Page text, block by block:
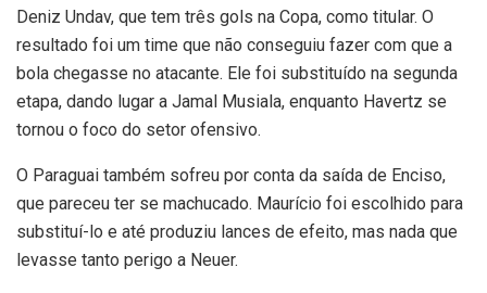
Deniz Undav, que tem três gols na Copa, como titular. O
resultado foi um time que não conseguiu fazer com que a
bola chegasse no atacante. Ele foi substituído na segunda
etapa, dando lugar a Jamal Musiala, enquanto Havertz se
tornou o foco do setor ofensivo.
O Paraguai também sofreu por conta da saída de Enciso,
que pareceu ter se machucado. Maurício foi escolhido para
substituí-lo e até produziu lances de efeito, mas nada que
levasse tanto perigo a Neuer.